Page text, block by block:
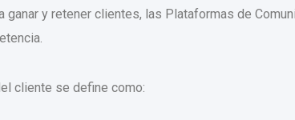
ganar y retener clientes, las Plataformas de
cliente se define como: